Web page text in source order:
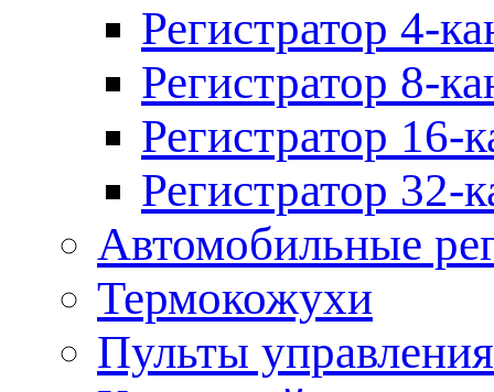
Регистратор 4-
Регистратор 8-
Регистратор 16-
Регистратор 32-
Автомобильные
Термокожухи
Пульты управления